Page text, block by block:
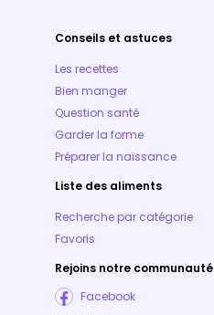
Conseils et astuces
Les recettes
Bien manger
Question santé
Garder la forme
Préparer la naissance
Liste des aliments
Recherche par catégorie
Favoris
Rejoins notre communauté
Facebook